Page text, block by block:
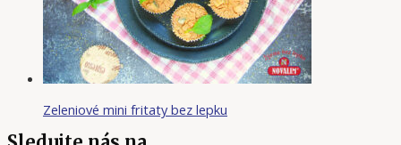
Zeleniové mini fritaty bez lepku